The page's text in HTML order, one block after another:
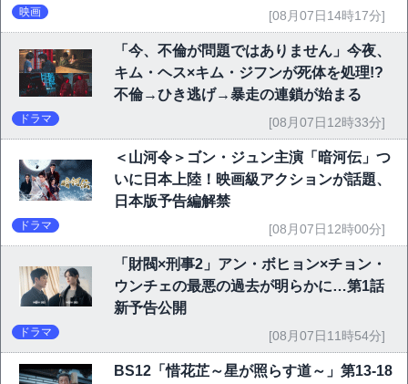
映画 [08月07日14時17分]
「今、不倫が問題ではありません」今夜、
キム・ヘス×キム・ジフンが死体を処理!?
不倫→ひき逃げ→暴走の連鎖が始まる
ドラマ [08月07日12時33分]
＜山河令＞ゴン・ジュン主演「暗河伝」つ
いに日本上陸！映画級アクションが話題、
日本版予告編解禁
ドラマ [08月07日12時00分]
「財閥×刑事2」アン・ボヒョン×チョン・
ウンチェの最悪の過去が明らかに…第1話
新予告公開
ドラマ [08月07日11時54分]
BS12「惜花芷～星が照らす道～」第13-18